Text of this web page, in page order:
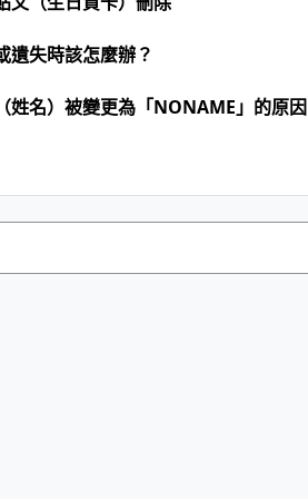
遺失時該怎麼辦？
姓名）被變更為「NONAME」的原因